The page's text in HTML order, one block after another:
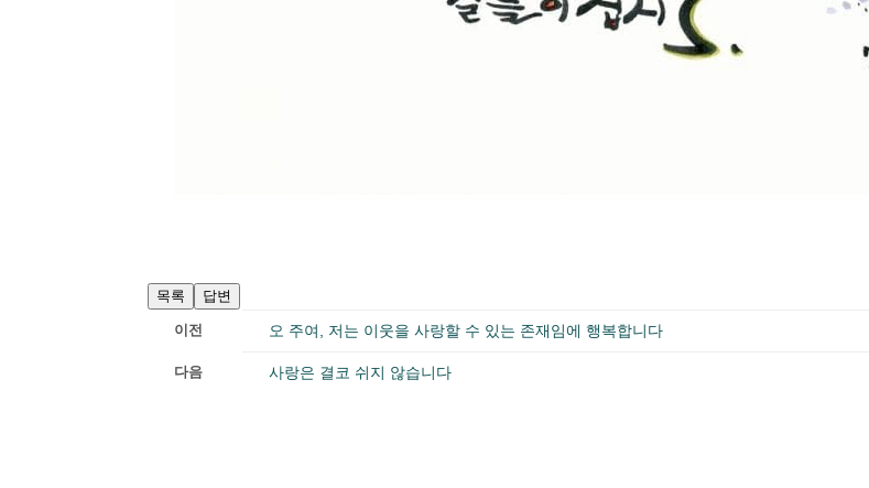
목록 답변
이전 오 주여, 저는 이웃을 사랑할 수 있는 존재임에 행복합니다
다음 사랑은 결코 쉬지 않습니다